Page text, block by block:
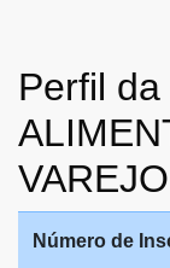
Perfil
Número de